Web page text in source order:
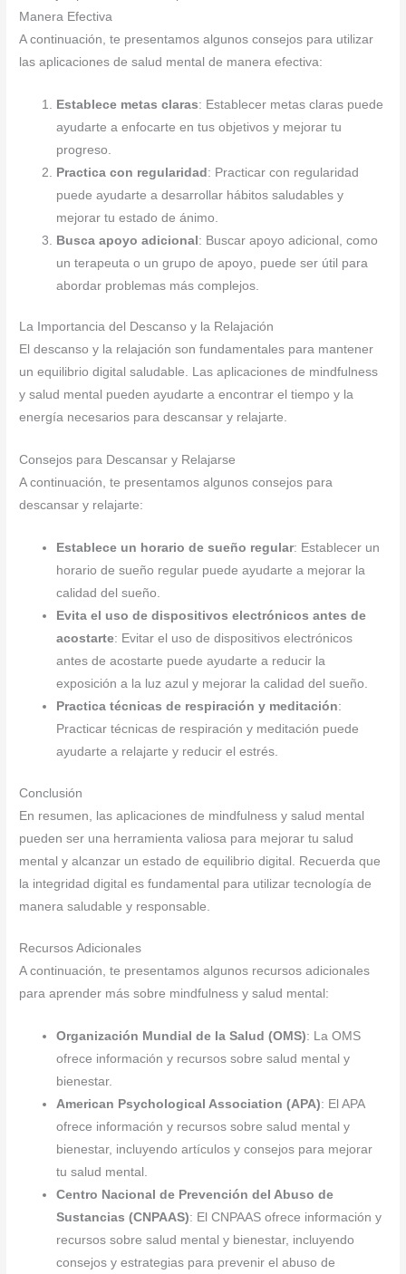
Manera Efectiva
A continuación, te presentamos algunos consejos para utilizar
las aplicaciones de salud mental de manera efectiva:
Establece metas claras: Establecer metas claras puede
ayudarte a enfocarte en tus objetivos y mejorar tu
progreso.
Practica con regularidad : Practicar con regularidad
puede ayudarte a desarrollar hábitos saludables y
mejorar tu estado de ánimo.
Busca apoyo adicional : Buscar apoyo adicional, como
un terapeuta o un grupo de apoyo, puede ser útil para
abordar problemas más complejos.
La Importancia del Descanso y la Relajación
El descanso y la relajación son fundamentales para mantener
un equilibrio digital saludable. Las aplicaciones de mindfulness
y salud mental pueden ayudarte a encontrar el tiempo y la
energía necesarios para descansar y relajarte.
Consejos para Descansar y Relajarse
A continuación, te presentamos algunos consejos para
descansar y relajarte:
Establece un horario de sueño regular: Establecer un
horario de sueño regular puede ayudarte a mejorar la
calidad del sueño.
Evita el uso de dispositivos electrónicos antes de
acostarte: Evitar el uso de dispositivos electrónicos
antes de acostarte puede ayudarte a reducir la
exposición a la luz azul y mejorar la calidad del sueño.
Practica técnicas de respiración y meditación:
Practicar técnicas de respiración y meditación puede
ayudarte a relajarte y reducir el estrés.
Conclusión
En resumen, las aplicaciones de mindfulness y salud mental
pueden ser una herramienta valiosa para mejorar tu salud
mental y alcanzar un estado de equilibrio digital. Recuerda que
la integridad digital es fundamental para utilizar tecnología de
manera saludable y responsable.
Recursos Adicionales
A continuación, te presentamos algunos recursos adicionales
para aprender más sobre mindfulness y salud mental:
Organización Mundial de la Salud (OMS): La OMS
ofrece información y recursos sobre salud mental y
bienestar.
American Psychological Association (APA): El APA
ofrece información y recursos sobre salud mental y
bienestar, incluyendo artículos y consejos para mejorar
tu salud mental.
Centro Nacional de Prevención del Abuso de
Sustancias (CNPAAS): El CNPAAS ofrece información y
recursos sobre salud mental y bienestar, incluyendo
consejos y estrategias para prevenir el abuso de